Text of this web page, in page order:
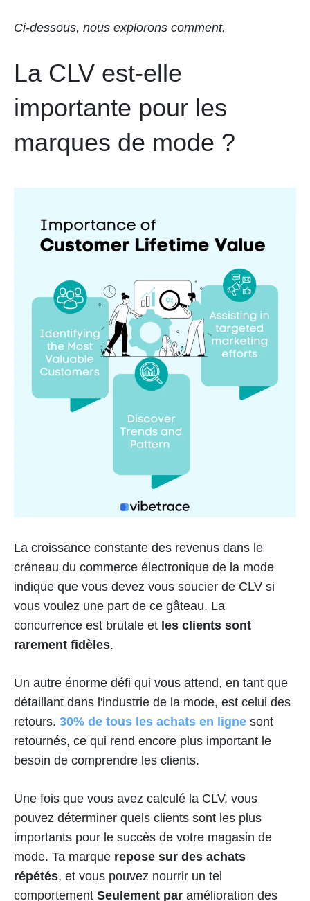
Ci-dessous, nous explorons comment.
La CLV est-elle
importante pour les
marques de mode ?
La croissance constante des revenus dans le
créneau du commerce électronique de la mode
indique que vous devez vous soucier de CLV si
vous voulez une part de ce gâteau. La
concurrence est brutale et les clients sont
rarement fidèles.
Un autre énorme défi qui vous attend, en tant que
détaillant dans l'industrie de la mode, est celui des
retours. 30% de tous les achats en ligne sont
retournés, ce qui rend encore plus important le
besoin de comprendre les clients.
Une fois que vous avez calculé la CLV, vous
pouvez déterminer quels clients sont les plus
importants pour le succès de votre magasin de
mode. Ta marque repose sur des achats
répétés, et vous pouvez nourrir un tel
comportement Seulement par amélioration des